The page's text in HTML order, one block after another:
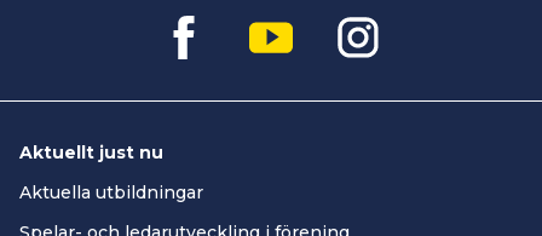
Aktuellt just nu
Aktuella utbildningar